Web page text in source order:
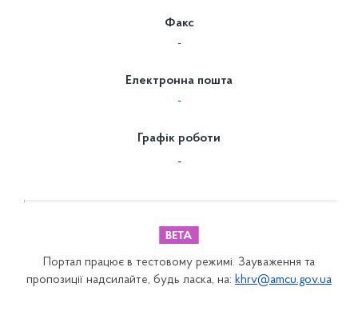
Факс
-
Електронна пошта
-
Графік роботи
-
Портал працює в тестовому режимі. Зауваження та
пропозиції надсилайте, будь ласка, на: khrv@amcu.gov.ua